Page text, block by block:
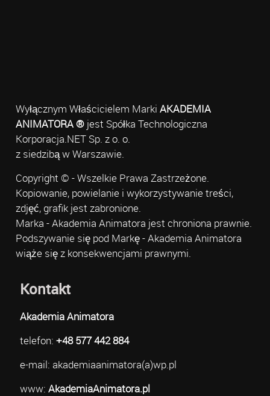
Wyłącznym Właścicielem Marki AKADEMIA
ANIMATORA ®jest Spółka Technologiczna
Korporacja.NET Sp. z o. o.
z siedzibą w Warszawie.
Copyright © - Wszelkie Prawa Zastrzeżone.
Kopiowanie, powielanie i wykorzystywanie treści,
zdjęć, grafik jest zabronione.
Marka - Akademia Animatora jest chroniona prawnie.
Podszywanie się pod Markę - Akademia Animatora
wiąże się z konsekwencjami prawnymi.
Kontakt
Akademia Animatora
telefon: +48 577 442 884
e-mail: akademiaanimatora(a)wp.pl
www: AkademiaAnimatora.pl